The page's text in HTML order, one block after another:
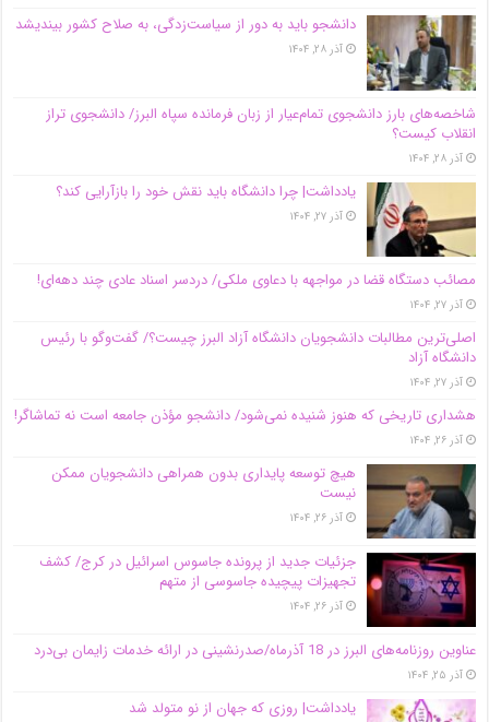
دانشجو باید به دور از سیاست‌زدگی، به صلاح کشور بیندیشد
آذر ۲۸, ۱۴۰۴
شاخصه‌های بارز دانشجوی تمام‌عیار از زبان فرمانده سپاه البرز/ دانشجوی تراز
انقلاب کیست؟
آذر ۲۸, ۱۴۰۴
یادداشت| چرا دانشگاه باید نقش خود را بازآرایی کند؟
آذر ۲۷, ۱۴۰۴
مصائب دستگاه قضا در مواجهه با دعاوی ملکی/ دردسر اسناد عادی چند‌ دهه‌ای!
آذر ۲۷, ۱۴۰۴
اصلی‌ترین مطالبات دانشجویان دانشگاه آزاد البرز چیست؟/ گفت‌وگو با رئیس
دانشگاه آز‌اد
آذر ۲۷, ۱۴۰۴
هشداری تاریخی که هنوز شنیده نمی‌شود/ دانشجو مؤذن جامعه است نه تماشاگر!
آذر ۲۶, ۱۴۰۴
هیچ توسعه پایداری بدون همراهی دانشجویان ممکن
نیست
آذر ۲۶, ۱۴۰۴
جزئیات جدید از پرونده جاسوس اسرائیل در کرج/‌ کشف
تجهیزات پیچیده جاسوسی از متهم
آذر ۲۶, ۱۴۰۴
عناوین روزنامه‌های البرز در ‌18 آذرماه/صدرنشینی در ارائه خدمات زایمان بی‌درد
آذر ۲۵, ۱۴۰۴
یادداشت| روزی که جهان از نو متولد شد